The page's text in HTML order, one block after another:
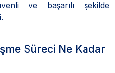
ve başarılı şekilde
Süreci Ne Kadar